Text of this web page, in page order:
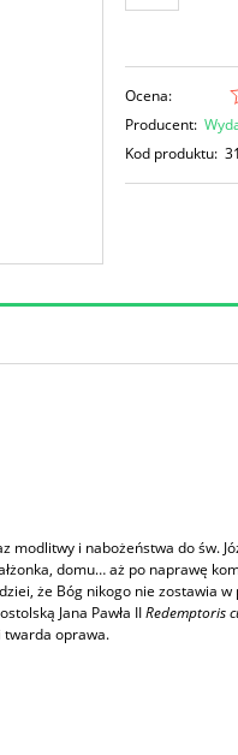
Ocena:
Producent:
Kod produktu:
i nabożeństwa do św.
domu… aż po naprawę
że Bóg nikogo nie zostawia
Jana Pawła IIRedemptoris
i twarda oprawa.